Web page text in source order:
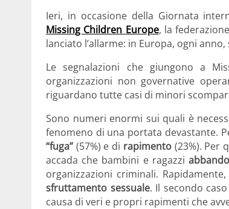
Ieri, in occasione della Giornata
Missing Children Europe, la
lanciato l’allarme: in Europa, ogni
Le segnalazioni che giungono a
organizzazioni non governative
riguardano tutte casi di minori
Sono numeri enormi sui quali è
fenomeno di una portata devastante.
“fuga” (57%) e di rapimento(23%). Per
accada che bambini e ragazzi
organizzazioni criminali.
sfruttamento sessuale. Il secondo
causa di veri e propri rapimenti che